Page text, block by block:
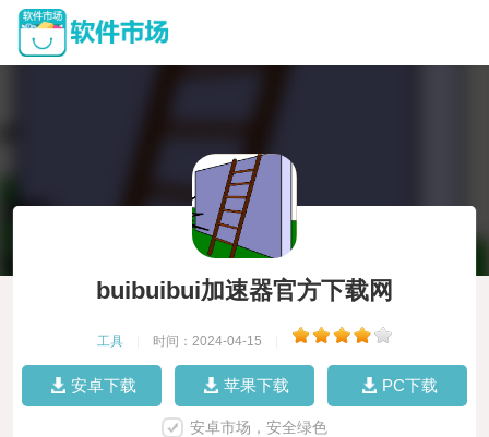
buibuibui加速器官方下载网
工具 时间：2024-04-15
安卓下载 苹果下载 PC下载
安卓市场，安全绿色